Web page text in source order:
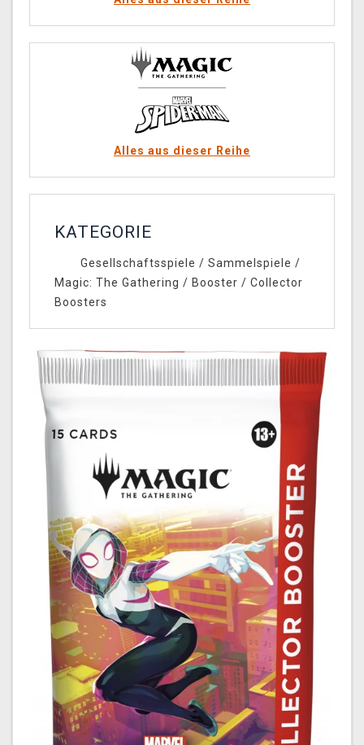
Alles aus dieser Reihe
KATEGORIE
Gesellschaftsspiele / Sammelspiele /
Magic: The Gathering / Booster / Collector
Boosters